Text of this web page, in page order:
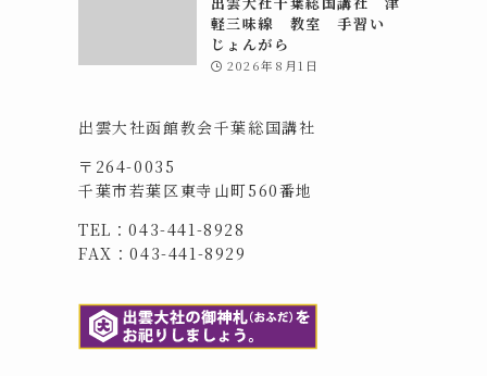
軽三味線 教室 手習い
じょんがら
2026年8月1日
出雲大社函館教会千葉総国講社
〒264-0035
千葉市若葉区東寺山町560番地
TEL：043-441-8928
FAX：043-441-8929